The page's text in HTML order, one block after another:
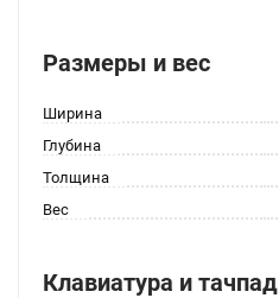
Размеры и вес
Ширина
Глубина
Толщина
Вес
Клавиатура и тачпад